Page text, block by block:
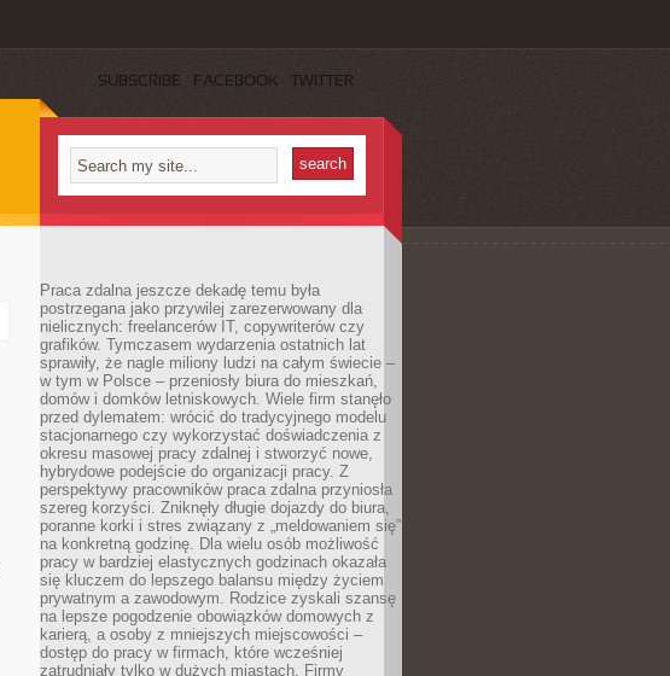
SUBSCRIBE FACEBOOK TWITTER
Praca zdalna jeszcze dekadę temu była
postrzegana jako przywilej zarezerwowany dla
nielicznych: freelancerów IT, copywriterów czy
grafików. Tymczasem wydarzenia ostatnich lat
sprawiły, że nagle miliony ludzi na całym świecie –
w tym w Polsce – przeniosły biura do mieszkań,
domów i domków letniskowych. Wiele firm stanęło
przed dylematem: wrócić do tradycyjnego modelu
stacjonarnego czy wykorzystać doświadczenia z
okresu masowej pracy zdalnej i stworzyć nowe,
hybrydowe podejście do organizacji pracy. Z
perspektywy pracowników praca zdalna przyniosła
szereg korzyści. Zniknęły długie dojazdy do biura,
poranne korki i stres związany z „meldowaniem się”
na konkretną godzinę. Dla wielu osób możliwość
pracy w bardziej elastycznych godzinach okazała
się kluczem do lepszego balansu między życiem
prywatnym a zawodowym. Rodzice zyskali szansę
na lepsze pogodzenie obowiązków domowych z
karierą, a osoby z mniejszych miejscowości –
dostęp do pracy w firmach, które wcześniej
zatrudniały tylko w dużych miastach. Firmy